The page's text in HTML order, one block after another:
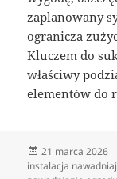
zaplanowany
ogranicza
Kluczem do
właściwy
elementów do
Data
publikacji
21 marca 2026
instalacja